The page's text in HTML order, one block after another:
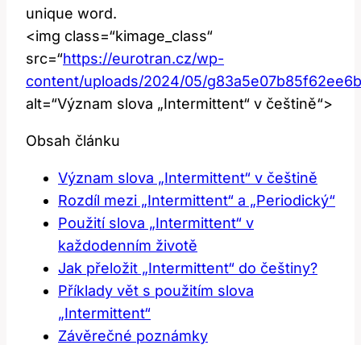
unique word.
<img class=“kimage_class“
src=“https://eurotran.cz/wp-
content/uploads/2024/05/
alt=“Význam slova „Intermittent“ v češtině“>
Obsah článku
Význam slova „Intermittent“ v češtině
Rozdíl mezi „Intermittent“ a „Periodický“
Použití slova „Intermittent“ v
každodenním životě
Jak přeložit „Intermittent“ do češtiny?
Příklady vět s použitím slova
„Intermittent“
Závěrečné poznámky